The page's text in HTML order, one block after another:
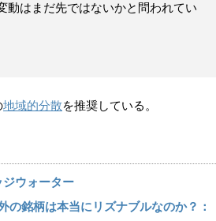
動はまだ先ではないかと問われてい
地域的分散を推奨している。
ウォーター
銘柄は本当にリズナブルなのか？：